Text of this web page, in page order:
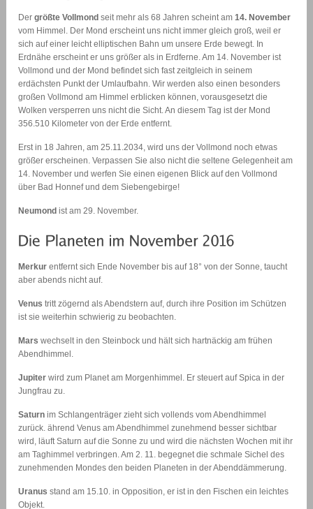
Dergrößte Vollmond seit mehr als 68 Jahren scheint am14. November
vom Himmel. Der Mond erscheint uns nicht immer gleich groß, weil er
sich auf einer leicht elliptischen Bahn um unsere Erde bewegt. In
Erdnähe erscheint er uns größer als in Erdferne. Am 14. November ist
Vollmond und der Mond befindet sich fast zeitgleich in seinem
erdächsten Punkt der Umlaufbahn. Wir werden also einen besonders
großen Vollmond am Himmel erblicken können, vorausgesetzt die
Wolken versperren uns nicht die Sicht. An diesem Tag ist der Mond
356.510 Kilometer von der Erde entfernt.
Erst in 18 Jahren, am 25.11.2034, wird uns der Vollmond noch etwas
größer erscheinen. Verpassen Sie also nicht die seltene Gelegenheit am
14. November und werfen Sie einen eigenen Blick auf den Vollmond
über Bad Honnef und dem Siebengebirge!
Neumond ist am 29. November.
Merkur entfernt sich Ende November bis auf 18° von der Sonne, taucht
aber abends nicht auf.
Venus tritt zögernd als Abendstern auf, durch ihre Position im Schützen
ist sie weiterhin schwierig zu beobachten.
Mars wechselt in den Steinbock und hält sich hartnäckig am frühen
Abendhimmel.
Jupiter wird zum Planet am Morgenhimmel. Er steuert auf Spica in der
Jungfrau zu.
Saturn im Schlangenträger zieht sich vollends vom Abendhimmel
zurück. ährend Venus am Abendhimmel zunehmend besser sichtbar
wird, läuft Saturn auf die Sonne zu und wird die nächsten Wochen mit ihr
am Taghimmel verbringen. Am 2. 11. begegnet die schmale Sichel des
zunehmenden Mondes den beiden Planeten in der Abenddämmerung.
Uranus stand am 15.10. in Opposition, er ist in den Fischen ein leichtes
Objekt.